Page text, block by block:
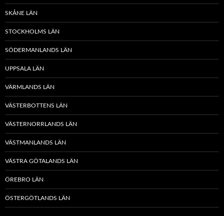
SKÅNE LÄN
STOCKHOLMS LÄN
SÖDERMANLANDS LÄN
UPPSALA LÄN
VÄRMLANDS LÄN
VÄSTERBOTTENS LÄN
VÄSTERNORRLANDS LÄN
VÄSTMANLANDS LÄN
VÄSTRA GÖTALANDS LÄN
ÖREBRO LÄN
ÖSTERGÖTLANDS LÄN